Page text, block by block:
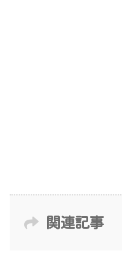
関連記事